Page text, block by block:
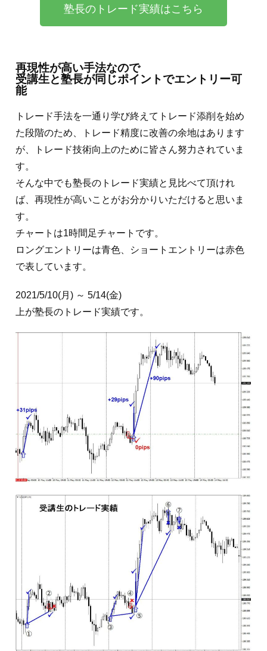
塾長のトレード実績はこちら
再現性が高い手法なので
受講生と塾長が同じポイントでエントリー可
能
トレード手法を一通り学び終えてトレード添削を始め
た段階のため、トレード精度に改善の余地はあります
が、トレード技術向上のために皆さん努力されていま
す。
そんな中でも塾長のトレード実績と見比べて頂けれ
ば、再現性が高いことがお分かりいただけると思いま
す。
チャートは1時間足チャートです。
ロングエントリーは青色、ショートエントリーは赤色
で表しています。
2021/5/10(月) ～ 5/14(金)
上が塾長のトレード実績です。